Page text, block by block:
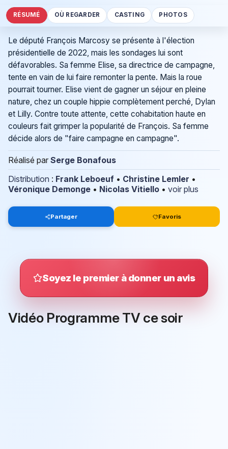
RÉSUMÉ OÙ REGARDER CASTING PHOTOS
Le député François Marcosy se présente à l'élection
présidentielle de 2022, mais les sondages lui sont
défavorables. Sa femme Elise, sa directrice de campagne,
tente en vain de lui faire remonter la pente. Mais la roue
pourrait tourner. Elise vient de gagner un séjour en pleine
nature, chez un couple hippie complètement perché, Dylan
et Lilly. Contre toute attente, cette cohabitation haute en
couleurs fait grimper la popularité de François. Sa femme
décide alors de "faire campagne en campagne".
Réalisé par Serge Bonafous
Distribution : Frank Leboeuf • Christine Lemler •
Véronique Demonge • Nicolas Vitiello • voir plus
Partager Favoris
Soyez le premier à donner un avis
Vidéo Programme TV ce soir